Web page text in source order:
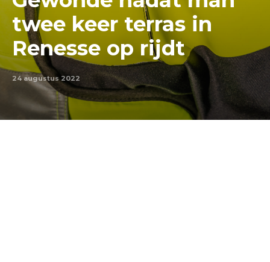
twee keer terras in
Renesse op rijdt
24 augustus 2022